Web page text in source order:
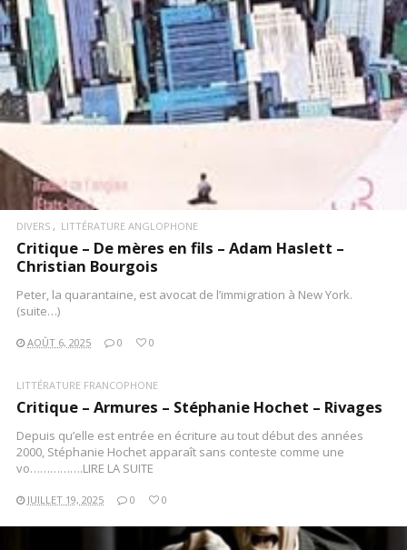
DIVERS LITTÉRATURE ANGLOPHONE
Critique – De mères en fils – Adam Haslett –
Christian Bourgois
Peter, la quarantaine, est avocat de l’immigration à New York.
(suite…)
AOÛT 6, 2025 0 0
LITTÉRATURE FRANCOPHONE
Critique – Armures – Stéphanie Hochet – Rivages
Depuis qu’elle est entrée en écriture au tout début des années
2000, Stéphanie Hochet apparaît sans conteste comme une
vo…………….LIRE LA SUITE
JUILLET 19, 2025 0 0